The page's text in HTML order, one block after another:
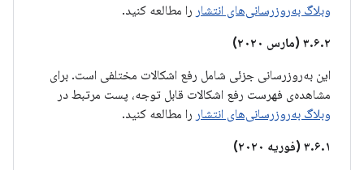
وبلاگ به‌روزرسانی‌های انتشار را مطالعه کنید.
۳.۶.۲ (مارس ۲۰۲۰)
این به‌روزرسانی جزئی شامل رفع اشکالات مختلفی است. برای
مشاهده‌ی فهرست رفع اشکالات قابل توجه، پست مرتبط در
وبلاگ به‌روزرسانی‌های انتشار را مطالعه کنید.
۳.۶.۱ (فوریه ۲۰۲۰)